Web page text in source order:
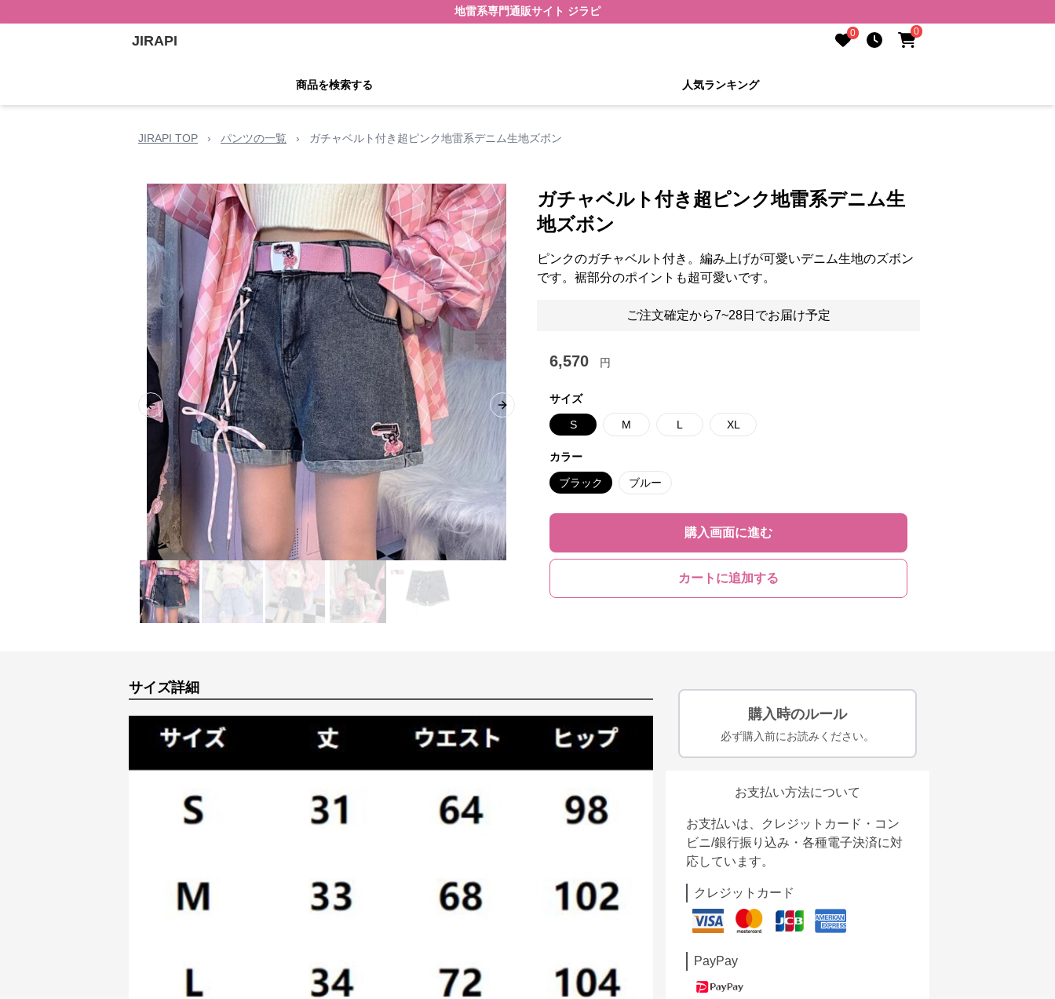
地雷系専門通販サイト ジラピ
JIRAPI 0 0
商品を検索する 人気ランキング
JIRAPI TOP › パンツの一覧 › ガチャベルト付き超ピンク地雷系デニム生地ズボン
Previous slide Next slide
ガチャベルト付き超ピンク地雷系デニム生
地ズボン
ピンクのガチャベルト付き。編み上げが可愛いデニム生地のズボン
です。裾部分のポイントも超可愛いです。
ご注文確定から7~28日でお届け予定
6,570 円
サイズ
S M L XL
カラー
ブラック ブルー
購入画面に進む
カートに追加する
サイズ詳細
購入時のルール
必ず購入前にお読みください。
お支払い方法について
お支払いは、クレジットカード・コン
ビニ/銀行振り込み・各種電子決済に対
応しています。
クレジットカード
PayPay